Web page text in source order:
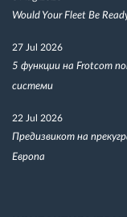
Would Your Fleet Be
27 Jul 2026
5 функции на Frotcom
системи
22 Jul 2026
Предизвикот на
Европа